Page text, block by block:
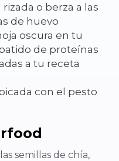
o berza a las
de huevo
oscura en tu
de proteínas
a tu receta
con el pesto
semillas de chía,